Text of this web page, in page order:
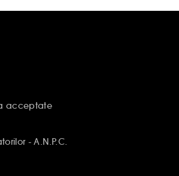
acceptate
- A.N.P.C.